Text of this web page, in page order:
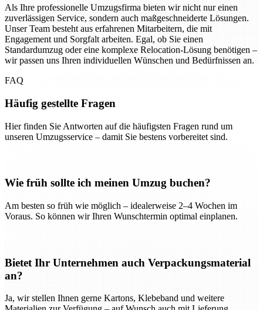
Als Ihre professionelle Umzugsfirma bieten wir nicht nur einen
zuverlässigen Service, sondern auch maßgeschneiderte Lösungen.
Unser Team besteht aus erfahrenen Mitarbeitern, die mit
Engagement und Sorgfalt arbeiten. Egal, ob Sie einen
Standardumzug oder eine komplexe Relocation-Lösung benötigen –
wir passen uns Ihren individuellen Wünschen und Bedürfnissen an.
FAQ
Häufig gestellte Fragen
Hier finden Sie Antworten auf die häufigsten Fragen rund um
unseren Umzugsservice – damit Sie bestens vorbereitet sind.
Wie früh sollte ich meinen Umzug buchen?
Am besten so früh wie möglich – idealerweise 2–4 Wochen im
Voraus. So können wir Ihren Wunschtermin optimal einplanen.
Bietet Ihr Unternehmen auch Verpackungsmaterial
an?
Ja, wir stellen Ihnen gerne Kartons, Klebeband und weitere